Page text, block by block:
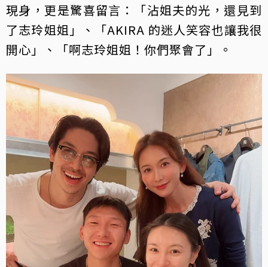
現身，更是驚喜留言：「沾姐夫的光，還見到
了志玲姐姐」、「AKIRA 的迷人笑容也讓我很
開心」、「啊志玲姐姐！你們聚會了」。